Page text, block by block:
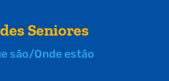
Seniores
são/Onde estão